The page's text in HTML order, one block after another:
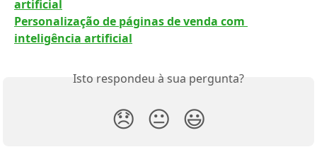
artificial
Personalização de páginas de venda com
inteligência artificial
Isto respondeu à sua pergunta?
😞 😐 😃